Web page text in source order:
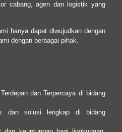
cabang, agen dan logistik yang
hanya dapat diwujudkan dengan
dengan berbagai pihak.
dan Terpercaya di bidang
dan solusi lengkap di bidang